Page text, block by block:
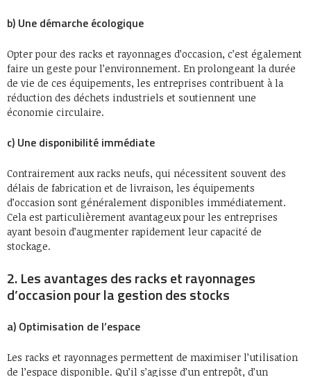
b) Une démarche écologique
Opter pour des racks et rayonnages d’occasion, c’est également
faire un geste pour l’environnement. En prolongeant la durée
de vie de ces équipements, les entreprises contribuent à la
réduction des déchets industriels et soutiennent une
économie circulaire.
c) Une disponibilité immédiate
Contrairement aux racks neufs, qui nécessitent souvent des
délais de fabrication et de livraison, les équipements
d’occasion sont généralement disponibles immédiatement.
Cela est particulièrement avantageux pour les entreprises
ayant besoin d’augmenter rapidement leur capacité de
stockage.
2. Les avantages des racks et rayonnages
d’occasion pour la gestion des stocks
a) Optimisation de l’espace
Les racks et rayonnages permettent de maximiser l’utilisation
de l’espace disponible. Qu’il s’agisse d’un entrepôt, d’un